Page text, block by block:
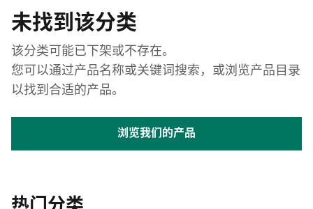
未找到该分类
该分类可能已下架或不存在。
您可以通过产品名称或关键词搜索，或浏览产品目录
以找到合适的产品。
浏览我们的产品